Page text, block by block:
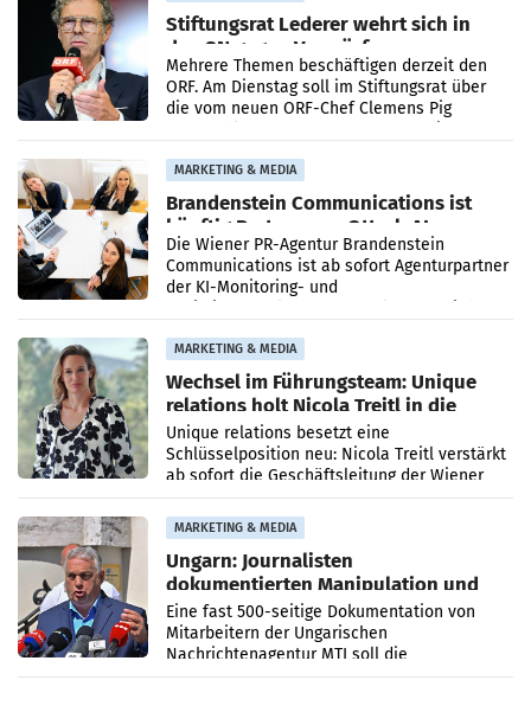
Stiftungsrat Lederer wehrt sich in
den SN gegen Vorwürfe
Mehrere Themen beschäftigen derzeit den
ORF. Am Dienstag soll im Stiftungsrat über
die vom neuen ORF-Chef Clemens Pig
MARKETING & MEDIA
Brandenstein Communications ist
künftig Partner von OtterlyAI
Die Wiener PR-Agentur Brandenstein
Communications ist ab sofort Agenturpartner
der KI-Monitoring- und
MARKETING & MEDIA
Wechsel im Führungsteam: Unique
relations holt Nicola Treitl in die
Geschäftsleitung
Unique relations besetzt eine
Schlüsselposition neu: Nicola Treitl verstärkt
ab sofort die Geschäftsleitung der Wiener
PR-Agentur an der Seite von Josef Kalina und
Anna Kalina-Mahr.
MARKETING & MEDIA
Ungarn: Journalisten
dokumentierten Manipulation und
Zensur
Eine fast 500-seitige Dokumentation von
Mitarbeitern der Ungarischen
Nachrichtenagentur MTI soll die
systematische Nachrichten-Manipulation und